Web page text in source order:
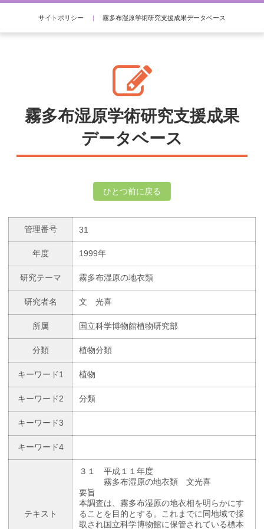
サイトポリシー | 霧多布湿原学術研究支援成果データベース
霧多布湿原学術研究支援成果
データベース
ひとつ前に戻る
管理番号 31
年度 1999年
研究テーマ 霧多布湿原の地衣類
研究者名 文 光喜
所属 国立科学博物館植物研究部
分類 植物分類
キーワード1 植物
キーワード2 分類
キーワード3
キーワード4
テキスト
３１ 平成１１年度
霧多布湿原の地衣類 文光喜
要旨
本調査は、霧多布湿原の地衣相を明らかにす
ることを目的とする。これまでに同地域で採
取され国立科学博物館に保管されている標本